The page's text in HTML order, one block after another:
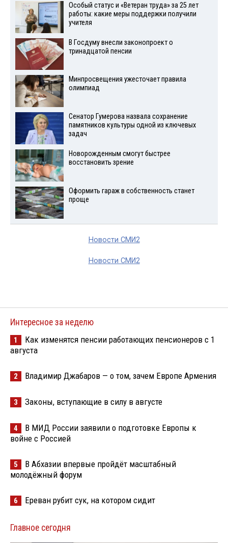
Особый статус и «Ветеран труда» за 25 лет
работы: какие меры поддержки получили
учителя
В Госдуму внесли законопроект о
тринадцатой пенсии
Минпросвещения ужесточает правила
олимпиад
Сенатор Гумерова назвала сохранение
памятников культуры одной из ключевых
задач
Новорожденным смогут быстрее
восстановить зрение
Оформить гараж в собственность станет
проще
Новости СМИ2
Новости СМИ2
Интересное за неделю
1
Как изменятся пенсии работающих пенсионеров с 1
августа
2 Владимир Джабаров — о том, зачем Европе Армения
3 Законы, вступающие в силу в августе
4
В МИД России заявили о подготовке Европы к
войне с Россией
5
В Абхазии впервые пройдёт масштабный
молодёжный форум
6 Ереван рубит сук, на котором сидит
Главное сегодня